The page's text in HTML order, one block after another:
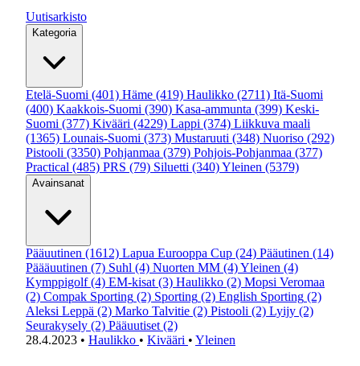
Uutisarkisto
Kategoria
Etelä-Suomi (401) Häme (419) Haulikko (2711) Itä-Suomi
(400) Kaakkois-Suomi (390) Kasa-ammunta (399) Keski-
Suomi (377) Kivääri (4229) Lappi (374) Liikkuva maali
(1365) Lounais-Suomi (373) Mustaruuti (348) Nuoriso (292)
Pistooli (3350) Pohjanmaa (379) Pohjois-Pohjanmaa (377)
Practical (485) PRS (79) Siluetti (340)Yleinen (5379)
Avainsanat
Pääuutinen (1612) Lapua Eurooppa Cup (24) Pääutinen (14)
Päääuutinen (7) Suhl (4) Nuorten MM (4)Yleinen (4)
Kymppigolf (4) EM-kisat (3) Haulikko (2) Mopsi Veromaa
(2) Compak Sporting (2) Sporting (2) English Sporting (2)
Aleksi Leppä (2) Marko Talvitie (2) Pistooli (2) Lyijy (2)
Seurakysely (2) Pääuutiset (2)
28.4.2023 • Haulikko • Kivääri • Yleinen